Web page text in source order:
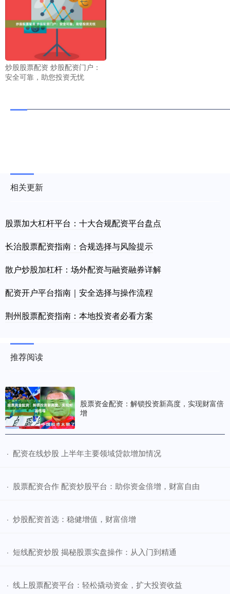
炒股股票配资 炒股配资门户：
安全可靠，助您投资无忧
相关更新
股票加大杠杆平台：十大合规配资平台盘点
长治股票配资指南：合规选择与风险提示
散户炒股加杠杆：场外配资与融资融券详解
配资开户平台指南｜安全选择与操作流程
荆州股票配资指南：本地投资者必看方案
推荐阅读
股票资金配资：解锁投资新高度，实现财富倍
增
· ​配资在线炒股 上半年主要领域贷款增加情况
· ​股票配资合作 配资炒股平台：助你资金倍增，财富自由
· ​炒股配资首选：稳健增值，财富倍增
· ​短线配资炒股 揭秘股票实盘操作：从入门到精通
· ​线上股票配资平台：轻松撬动资金，扩大投资收益